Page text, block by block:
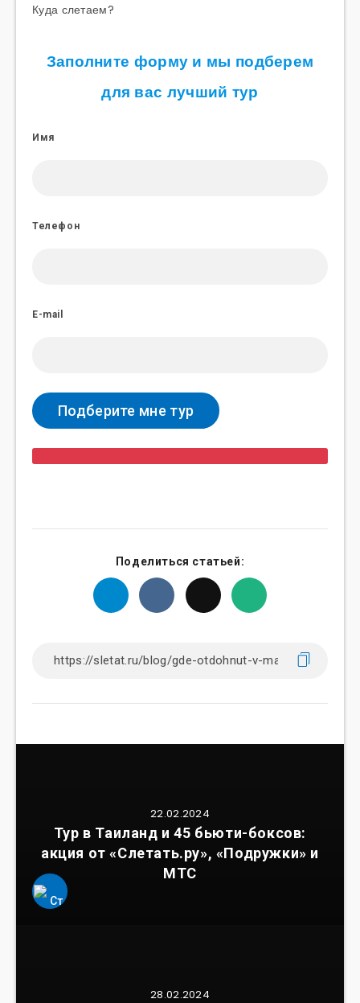
Куда слетаем?
Заполните форму и мы подберем
для вас лучший тур
Имя
Телефон
E-mail
Поделиться статьей:
22.02.2024
Тур в Таиланд и 45 бьюти-боксов:
акция от «Слетать.ру», «Подружки» и
МТС
28.02.2024